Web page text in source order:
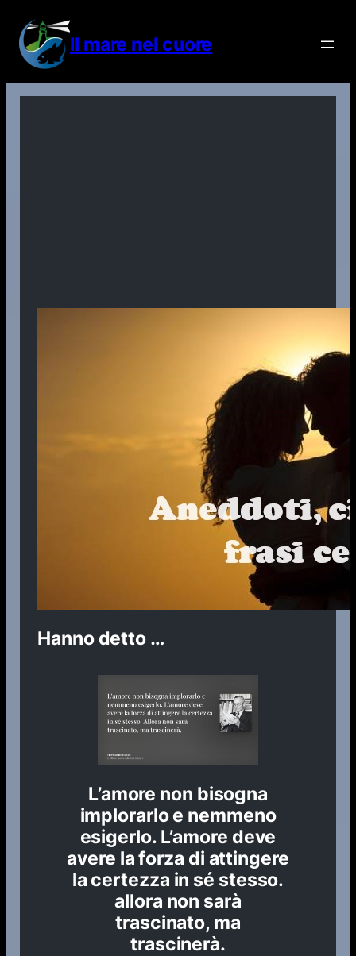
contenuto
Il mare nel cuore
Hanno detto …
L’amore non bisogna
implorarlo e nemmeno
esigerlo. L’amore deve
avere la forza di attingere
la certezza in sé stesso.
allora non sarà
trascinato, ma
trascinerà.